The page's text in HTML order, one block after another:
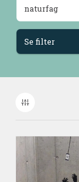
Se filter